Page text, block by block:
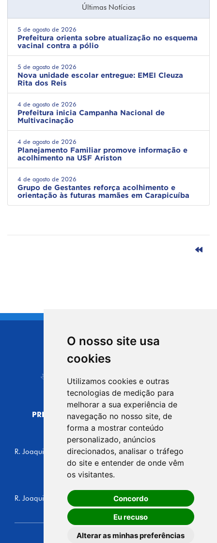
O nosso site usa
cookies
Utilizamos cookies e outras
tecnologias de medição para
melhorar a sua experiência de
navegação no nosso site, de
forma a mostrar conteúdo
personalizado, anúncios
direcionados, analisar o tráfego
do site e entender de onde vêm
os visitantes.
Concordo
Eu recuso
Alterar as minhas preferências
Últimas Notícias
5 de agosto de 2026
Prefeitura orienta sobre atualização no esquema
vacinal contra a pólio
5 de agosto de 2026
Nova unidade escolar entregue: EMEI Cleuza
Rita dos Reis
4 de agosto de 2026
Prefeitura inicia Campanha Nacional de
Multivacinação
4 de agosto de 2026
Planejamento Familiar promove informação e
acolhimento na USF Ariston
4 de agosto de 2026
Grupo de Gestantes reforça acolhimento e
orientação às futuras mamães em Carapicuíba
CIDADE DE
Carapicuíba
PREFEITURA MUNICIPAL DE CARAPICUÍBA
CNPJ: 44.892.693/0001-40
CENTRO ADMINISTRATIVO
R. Joaquim das Neves, 211 - Vila Caldas, Carapicuíba/SP
CEP: 06310-030, Brasil
Telefone: 4164-5500
GABINETE DO PREFEITO
R. Joaquim das Neves, 205 - Vila Caldas, Carapicuíba/SP
CEP: 06310-030, Brasil